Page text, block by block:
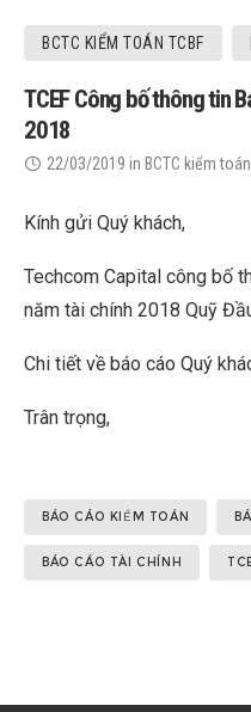
BCTC KIỂM TOÁN TCBF
TCEF Công bố thông tin
2018
22/03/2019 in BCTC kiểm
Kính gửi Quý khách,
Techcom Capital công bố
năm tài chính 2018 Quỹ
Chi tiết về báo cáo Quý
Trân trọng,
BÁO CÁO KIỂM TOÁN
BÁO CÁO TÀI CHÍNH